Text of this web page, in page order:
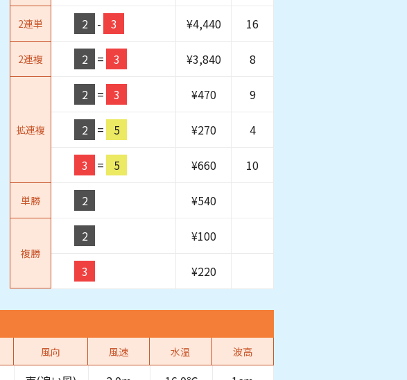
2連単 2 - 3 ¥4,440 16
2連複 2 = 3 ¥3,840 8
拡連複
2 = 3 ¥470 9
2 = 5 ¥270 4
3 = 5 ¥660 10
単勝 2 ¥540
複勝
2 ¥100
3 ¥220
風向 風速 水温 波高